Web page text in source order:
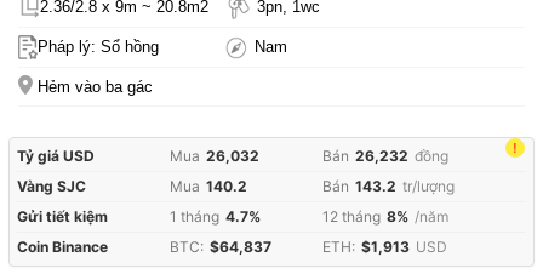
2.36/2.8 x 9m ~ 20.8m2 3pn, 1wc
Pháp lý: Sổ hồng Nam
Hẻm vào ba gác
!
Tỷ giá USD Mua 26,032 Bán 26,232 đồng
Vàng SJC
Mua 140.2 Bán 143.2 tr/lượng
Gửi tiết kiệm
1 tháng 4.7% 12 tháng 8% /năm
Coin Binance
BTC: $64,837 ETH: $1,913 USD